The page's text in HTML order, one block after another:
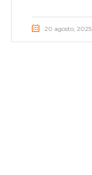
20 agosto, 2025